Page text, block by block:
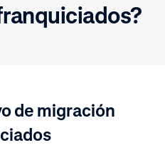
de migración